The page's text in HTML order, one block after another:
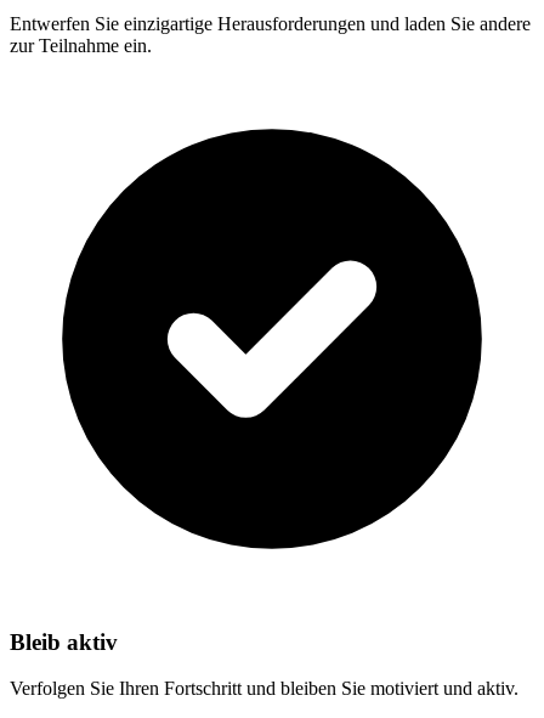
Entwerfen Sie einzigartige Herausforderungen und laden Sie andere
zur Teilnahme ein.
Bleib aktiv
Verfolgen Sie Ihren Fortschritt und bleiben Sie motiviert und aktiv.